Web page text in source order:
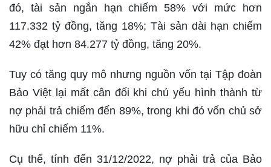
đó, tài sản ngắn hạn chiếm 58% với mức hơn
117.332 tỷ đồng, tăng 18%; Tài sản dài hạn chiếm
42% đạt hơn 84.277 tỷ đồng, tăng 20%.
Tuy có tăng quy mô nhưng nguồn vốn tại Tập đoàn
Bảo Việt lại mất cân đối khi chủ yếu hình thành từ
nợ phải trả chiếm đến 89%, trong khi đó vốn chủ sở
hữu chỉ chiếm 11%.
Cụ thể, tính đến 31/12/2022, nợ phải trả của Bảo